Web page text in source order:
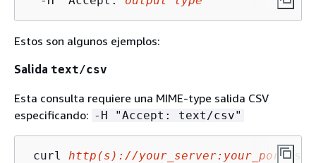
Estos son algunos ejemplos:
Salida text/csv
Esta consulta requiere una MIME-type salida CSV
especificando: -H "Accept: text/csv"
curl http(s)://your_server:your_port/